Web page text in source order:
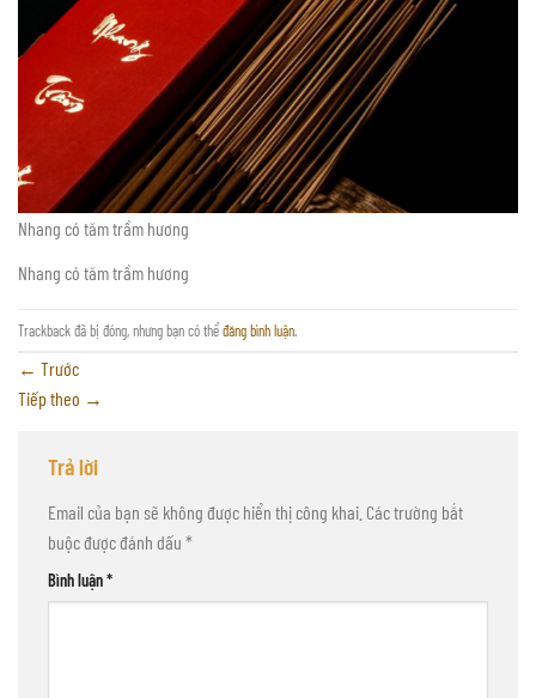
Nhang có tăm trầm hương
Nhang có tăm trầm hương
Trackback đã bị đóng, nhưng bạn có thểđăng bình luận.
← Trước
Tiếp theo →
Trả lời
Email của bạn sẽ không được hiển thị công khai. Các trường bắt
buộc được đánh dấu *
Bình luận*